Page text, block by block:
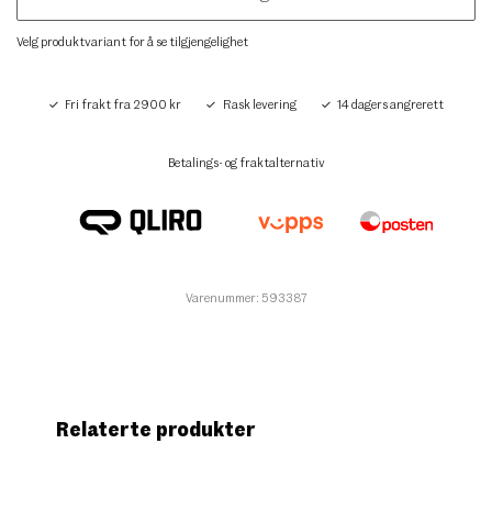
Velg produktvariant for å se tilgjengelighet
Fri frakt fra 2900 kr Rask levering 14 dagers angrerett
Betalings- og fraktalternativ
Varenummer: 593387
Relaterte produkter